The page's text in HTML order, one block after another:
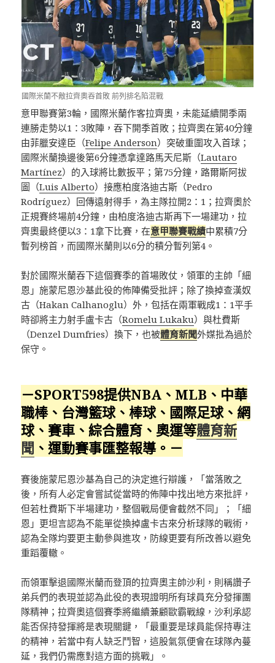
國際米蘭不敵拉齊奧吞首敗 前列排名陷混戰
意甲聯賽第3輪，國際米蘭作客拉齊奧，未能延續開季兩
連勝走勢以1：3敗陣，吞下開季首敗；拉齊奧在第40分鐘
由菲臘安達臣（Felipe Anderson）突破重圍攻入首球；
國際米蘭換邊後第6分鐘憑拿達路馬天尼斯（Lautaro
Martínez）的入球將比數扳平；第75分鐘，路爾斯阿拔
圖（Luis Alberto）接應柏度洛迪古斯（Pedro
Rodríguez）回傳遠射得手，為主隊拉開2：1；拉齊奧於
正規賽終場前4分鐘，由柏度洛迪古斯再下一場建功，拉
齊奧最終便以3：1拿下比賽，在意甲聯賽戰績中累積7分
暫列榜首，而國際米蘭則以6分的積分暫列第4。
對於國際米蘭吞下這個賽季的首場敗仗，領軍的主帥「細
恩」施蒙尼恩沙基此役的佈陣備受批評；除了換掉查漢奴
古（Hakan Calhanoglu）外，包括在兩軍戰成1：1平手
時卻將主力射手盧卡古（Romelu Lukaku）與杜費斯
（Denzel Dumfries）換下，也被體育新聞外媒批為過於
保守。
－SPORT598提供NBA、MLB、中華
職棒、台灣籃球、棒球、國際足球、網
球、賽車、綜合體育、奧運等體育新
聞 、運動賽事匯整報導。－
賽後施蒙尼恩沙基為自己的決定進行辯護，「當落敗之
後，所有人必定會嘗試從當時的佈陣中找出地方來批評，
但若杜費斯下半場建功，整個戰局便會截然不同」；「細
恩」更坦言認為不能單從換掉盧卡古來分析球隊的戰術，
認為全隊均要更主動參與進攻，防線更要有所改善以避免
重蹈覆轍。
而領軍擊退國際米蘭而登頂的拉齊奧主帥沙利，則稱讚子
弟兵們的表現並認為此役的表現證明所有球員充分發揮團
隊精神；拉齊奧這個賽季將繼續兼顧歐霸戰線，沙利承認
能否保持發揮將是表現關鍵，「最重要是球員能保持專注
的精神，若當中有人缺乏鬥智，這股氣氛便會在球隊內蔓
延，我們仍需應對這方面的挑戰」。